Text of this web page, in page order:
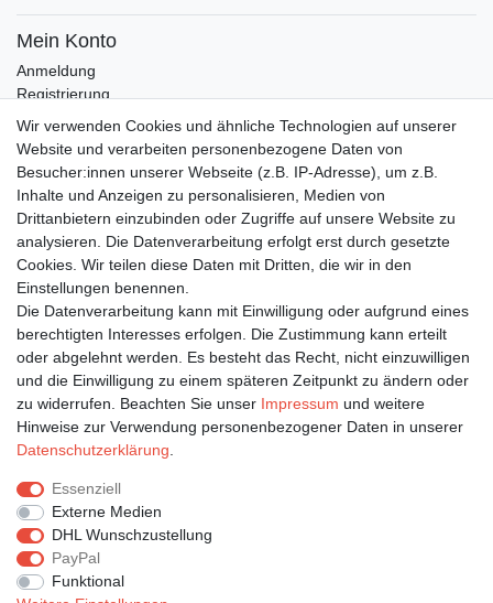
Mein Konto
Anmeldung
Registrierung
Wunschliste
Warenkorb
Bleiben Sie auf dem Laufenden ...
E-MAIL **
Newsletter
Honig
Hiermit bestätige ich, dass ich die
Einwilligung kann ich jederzeit widerrufen.**
Abonnieren
** Hierbei handelt es sich um ein Pflichtfeld.
Widerrufs­recht Vertrag widerrufen
Wir verwenden Cookies und ähnliche Technologien auf unserer
Website und verarbeiten personenbezogene Daten von
Besucher:innen unserer Webseite (z.B. IP-Adresse), um z.B.
Inhalte und Anzeigen zu personalisieren, Medien von
Drittanbietern einzubinden oder Zugriffe auf unsere Website zu
analysieren. Die Datenverarbeitung erfolgt erst durch gesetzte
Cookies. Wir teilen diese Daten mit Dritten, die wir in den
Einstellungen benennen.
Die Datenverarbeitung kann mit Einwilligung oder aufgrund eines
berechtigten Interesses erfolgen. Die Zustimmung kann erteilt
oder abgelehnt werden. Es besteht das Recht, nicht einzuwilligen
und die Einwilligung zu einem späteren Zeitpunkt zu ändern oder
zu widerrufen. Beachten Sie unser Impressum und weitere
Hinweise zur Verwendung personenbezogener Daten in unserer
Daten­schutz­erklärung
Essenziell
Externe Medien
DHL Wunschzustellung
PayPal
Funktional